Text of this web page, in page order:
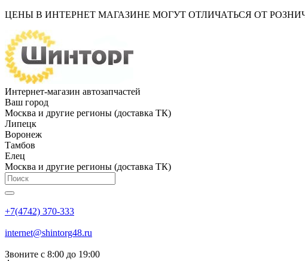
ЦЕНЫ В ИНТЕРНЕТ МАГАЗИНЕ МОГУТ ОТЛИЧАТЬСЯ ОТ
Интернет-магазин автозапчастей
Ваш город
Москва и другие регионы (доставка ТК)
Липецк
Воронеж
Тамбов
Елец
Москва и другие регионы (доставка ТК)
+7(4742) 370-333
internet@shintorg48.ru
Звоните с 8:00 до 19:00